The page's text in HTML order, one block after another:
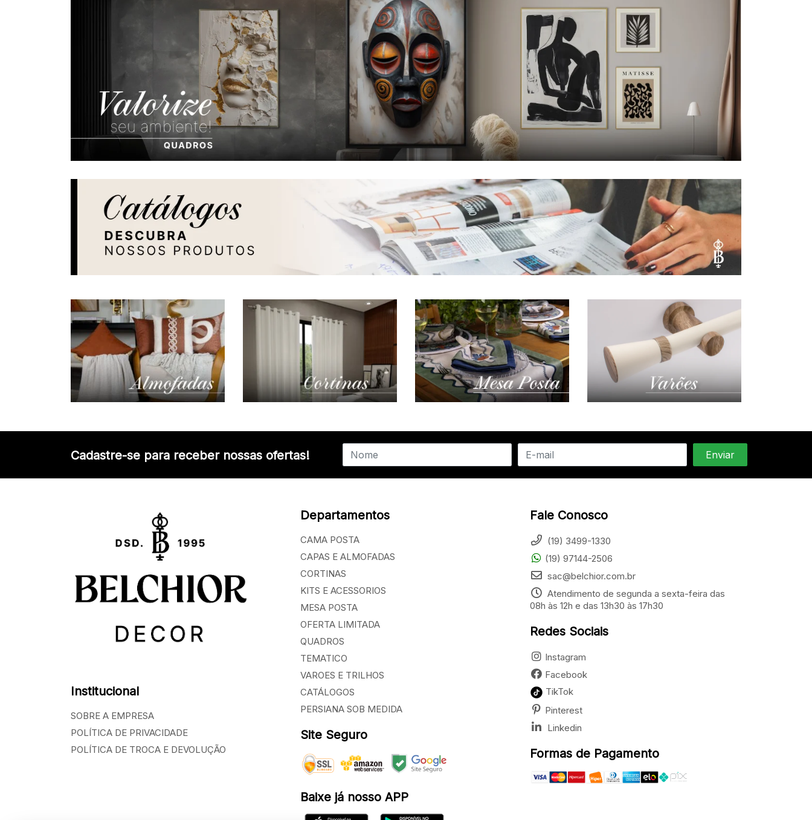
Cadastre-se para receber nossas ofertas!
Institucional
SOBRE A EMPRESA
POLÍTICA DE PRIVACIDADE
POLÍTICA DE TROCA E DEVOLUÇÃO
Departamentos
CAMA POSTA
CAPAS E ALMOFADAS
CORTINAS
KITS E ACESSORIOS
MESA POSTA
OFERTA LIMITADA
QUADROS
TEMATICO
VAROES E TRILHOS
CATÁLOGOS
PERSIANA SOB MEDIDA
Site Seguro
Baixe já nosso APP
Fale Conosco
(19) 3499-1330
(19) 97144-2506
sac@belchior.com.br
Atendimento de segunda a sexta-feira das
08h às 12h e das 13h30 às 17h30
Redes Sociais
Instagram
Facebook
TikTok
Pinterest
Linkedin
Formas de Pagamento